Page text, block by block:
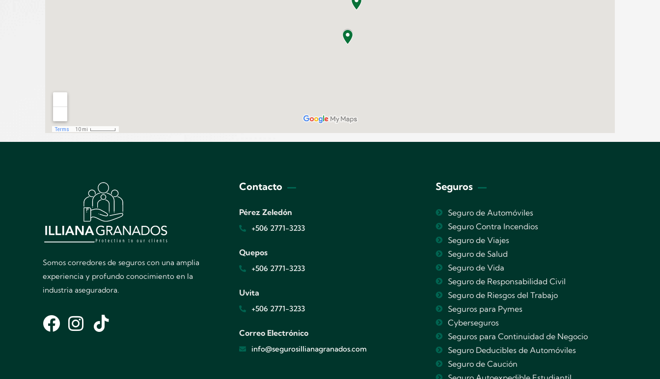
Somos corredores de seguros con una amplia
experiencia y profundo conocimiento en la
industria aseguradora.
Contacto
Pérez Zeledón
+506 2771-3233
Quepos
+506 2771-3233
Uvita
+506 2771-3233
Correo Electrónico
info@segurosillianagranados.com
Seguros
Seguro de Automóviles
Seguro Contra Incendios
Seguro de Viajes
Seguro de Salud
Seguro de Vida
Seguro de Responsabilidad Civil
Seguro de Riesgos del Trabajo
Seguros para Pymes
Cyberseguros
Seguros para Continuidad de Negocio
Seguro Deducibles de Automóviles
Seguro de Caución